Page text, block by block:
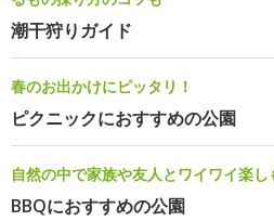
潮干狩りガイド
春のお出かけにピッタリ！
ピクニックにおすすめの公園
自然の中で家族や友人とワイワイ楽し
BBQにおすすめの公園